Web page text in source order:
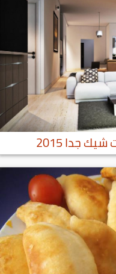
جدا 2015